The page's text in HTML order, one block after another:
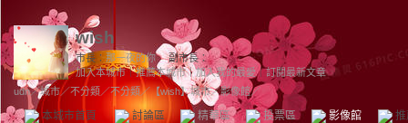
wish
市長： 那一夜的你
副市長：
加入本城市｜推薦本城市｜加入我的最愛｜訂閱最新文章
udn／城市／不分類 ／不分類／【wish】城市／影像館／
本城市首頁 討論區 精華區 投票區 影像館